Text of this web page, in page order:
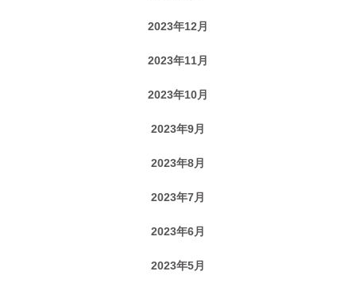
2023年12月
2023年11月
2023年10月
2023年9月
2023年8月
2023年7月
2023年6月
2023年5月